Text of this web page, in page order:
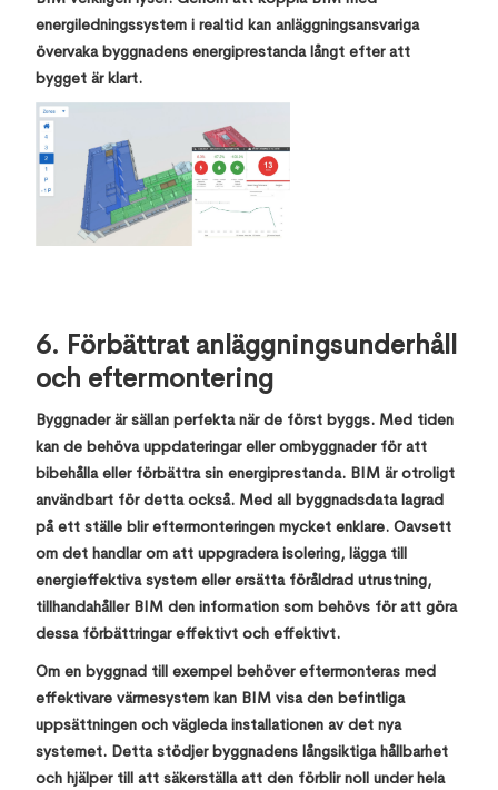
energiledningssystem i realtid kan anläggningsansvariga
övervaka byggnadens energiprestanda långt efter att
bygget är klart.
6. Förbättrat anläggningsunderhåll
och eftermontering
Byggnader är sällan perfekta när de först byggs. Med tiden
kan de behöva uppdateringar eller ombyggnader för att
bibehålla eller förbättra sin energiprestanda. BIM är otroligt
användbart för detta också. Med all byggnadsdata lagrad
på ett ställe blir eftermonteringen mycket enklare. Oavsett
om det handlar om att uppgradera isolering, lägga till
energieffektiva system eller ersätta föråldrad utrustning,
tillhandahåller BIM den information som behövs för att göra
dessa förbättringar effektivt och effektivt.
Om en byggnad till exempel behöver eftermonteras med
effektivare värmesystem kan BIM visa den befintliga
uppsättningen och vägleda installationen av det nya
systemet. Detta stödjer byggnadens långsiktiga hållbarhet
och hjälper till att säkerställa att den förblir noll under hela